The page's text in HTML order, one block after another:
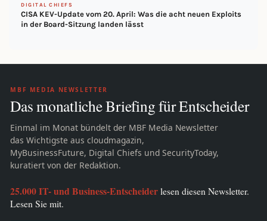
DIGITAL CHIEFS
CISA KEV-Update vom 20. April: Was die acht neuen Exploits
in der Board-Sitzung landen lässt
MBF MEDIA NEWSLETTER
Das monatliche Briefing für Entscheider
Einmal im Monat bündelt der MBF Media Newsletter
das Wichtigste aus cloudmagazin,
MyBusinessFuture, Digital Chiefs und SecurityToday,
kuratiert von der Redaktion.
25.000 IT- und Business-Entscheiderlesen diesen Newsletter.
Lesen Sie mit.